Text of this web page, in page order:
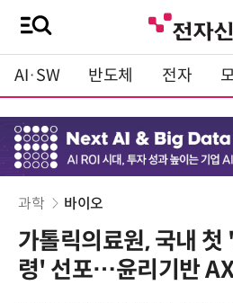
AI·SW 반도체 전자
과학 바이오
가톨릭의료원, 국내
령' 선포…윤리기반